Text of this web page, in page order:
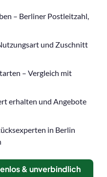
– Berliner Postleitzahl,
und Zuschnitt
– Vergleich mit
erhalten und Angebote
in Berlin
& unverbindlich